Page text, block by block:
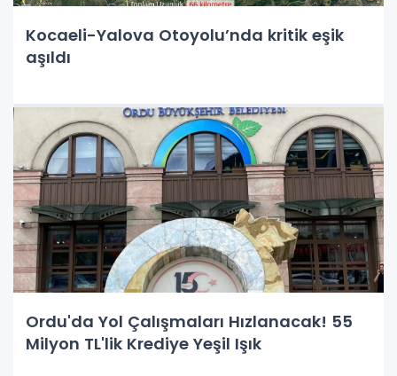
Kocaeli-Yalova Otoyolu’nda kritik eşik
aşıldı
Ordu'da Yol Çalışmaları Hızlanacak! 55
Milyon TL'lik Krediye Yeşil Işık